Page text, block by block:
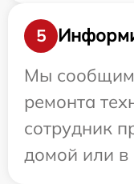
5
Мы
ремонта
сотрудник
домой или в